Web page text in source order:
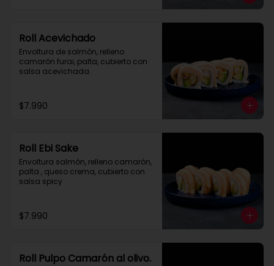
Roll Acevichado
Envoltura de salmón, relleno
camarón furai, palta, cubierto con
salsa acevichada.
$7.990
Roll Ebi Sake
Envoltura salmón, relleno camarón,
palta , queso crema, cubierto con
salsa spicy
$7.990
Roll Pulpo Camarón al olivo.